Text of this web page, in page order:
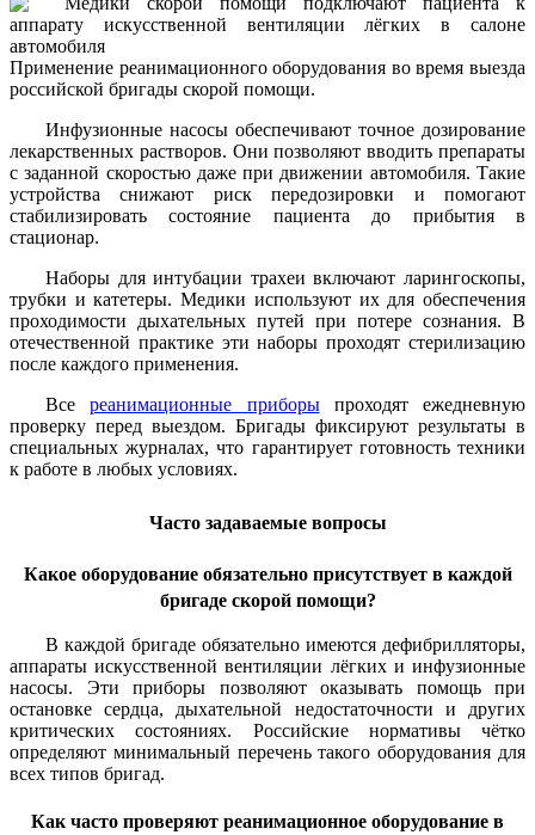
Применение реанимационного оборудования во время выезда
российской бригады скорой помощи.
Инфузионные насосы обеспечивают точное дозирование
лекарственных растворов. Они позволяют вводить препараты
с заданной скоростью даже при движении автомобиля. Такие
устройства снижают риск передозировки и помогают
стабилизировать состояние пациента до прибытия в
стационар.
Наборы для интубации трахеи включают ларингоскопы,
трубки и катетеры. Медики используют их для обеспечения
проходимости дыхательных путей при потере сознания. В
отечественной практике эти наборы проходят стерилизацию
после каждого применения.
Всереанимационные приборыпроходят ежедневную
проверку перед выездом. Бригады фиксируют результаты в
специальных журналах, что гарантирует готовность техники
к работе в любых условиях.
Часто задаваемые вопросы
Какое оборудование обязательно присутствует в каждой
бригаде скорой помощи?
В каждой бригаде обязательно имеются дефибрилляторы,
аппараты искусственной вентиляции лёгких и инфузионные
насосы. Эти приборы позволяют оказывать помощь при
остановке сердца, дыхательной недостаточности и других
критических состояниях. Российские нормативы чётко
определяют минимальный перечень такого оборудования для
всех типов бригад.
Как часто проверяют реанимационное оборудование в